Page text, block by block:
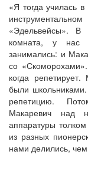
«Я тогда училась
«Эдельвейсы». В
комната, у нас
занимались: и
со
когда
были
репетицию.
Макаревич над
аппаратуры
из разных
нами делились,